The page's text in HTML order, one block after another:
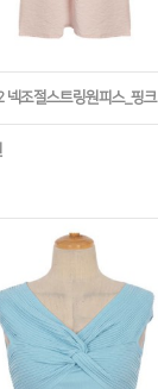
넥조절스트링원피스_핑크